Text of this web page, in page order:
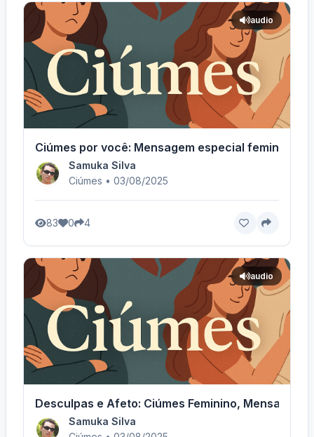
audio
Ciúmes por você: Mensagem especial feminina
Samuka Silva
Ciúmes • 03/08/2025
83 0 4
audio
Desculpas e Afeto: Ciúmes Feminino, Mensagem -
Samuka Silva